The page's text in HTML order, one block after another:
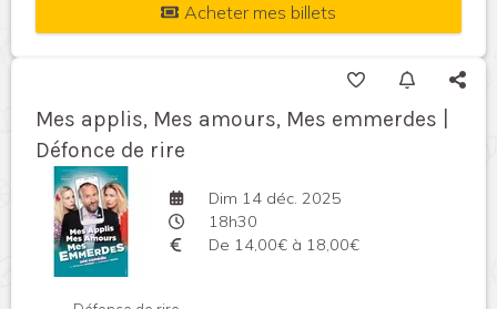
Acheter mes billets
Mes applis, Mes amours, Mes emmerdes |
Défonce de rire
Dim 14 déc. 2025
18h30
De 14,00€ à 18,00€